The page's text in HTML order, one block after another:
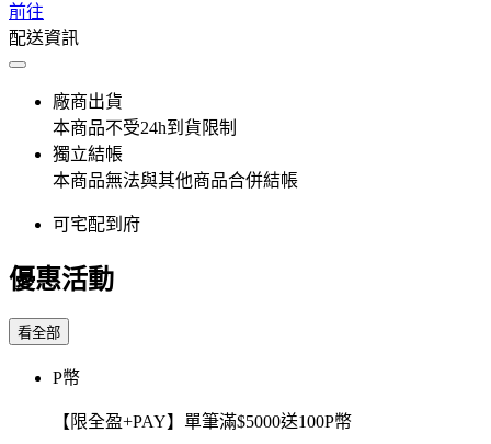
前往
配送資訊
廠商出貨
本商品不受24h到貨限制
獨立結帳
本商品無法與其他商品合併結帳
可宅配到府
優惠活動
看全部
P幣
【限全盈+PAY】單筆滿$5000送100P幣